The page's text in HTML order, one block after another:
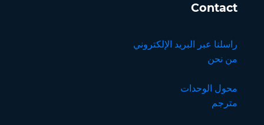
Contact
راسلنا عبر البريد الإلكتروني
من نحن
محول الوحدات
مترجم